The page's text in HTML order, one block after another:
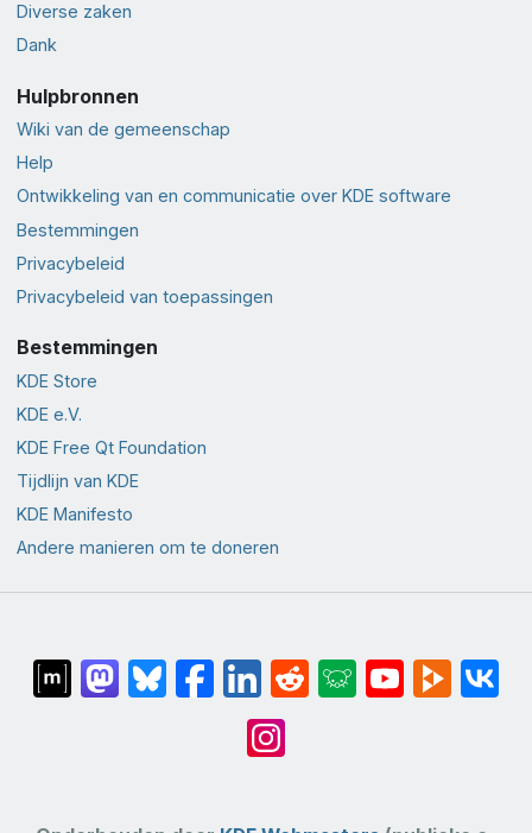
Diverse zaken
Dank
Hulpbronnen
Wiki van de gemeenschap
Help
Ontwikkeling van en communicatie over KDE software
Bestemmingen
Privacybeleid
Privacybeleid van toepassingen
Bestemmingen
KDE Store
KDE e.V.
KDE Free Qt Foundation
Tijdlijn van KDE
KDE Manifesto
Andere manieren om te doneren